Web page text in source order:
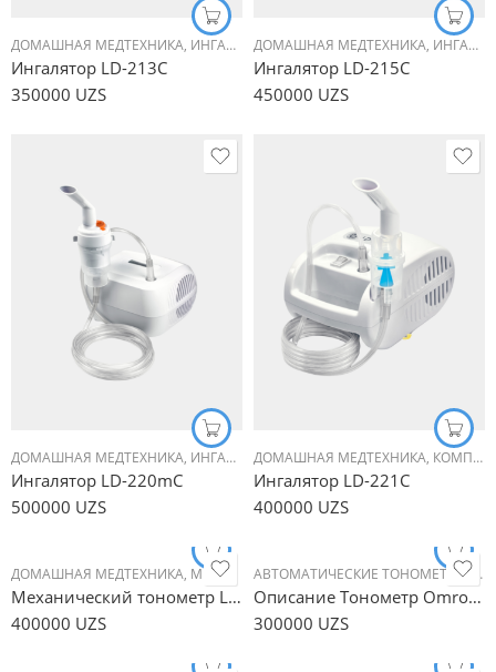
ДОМАШНАЯ МЕДТЕХНИКА ИНГАЛЯТОРЫ (НЕБУЛАЙЗЕРЫ) ,
Ингалятор LD-213С
350000 UZS
ДОМАШНАЯ МЕДТЕХНИКА ИНГАЛЯТОРЫ (НЕБУЛАЙЗЕРЫ)
Ингалятор LD-215С
450000 UZS
ДОМАШНАЯ МЕДТЕХНИКА ИНГАЛЯТОРЫ (НЕБУЛАЙЗЕРЫ) ,
Ингалятор LD-220mC
500000 UZS
ДОМАШНАЯ МЕДТЕХНИКА КОМПРЕССОРНЫЕ ИНГАЛЯТОРЫ
Ингалятор LD-221C
400000 UZS
ДОМАШНАЯ МЕДТЕХНИКА МЕХАНИЧЕСКИЕ ТОНОМЕТРЫ ,ТОНОМЕТРЫ ,
Механический тонометр LD-80
400000 UZS
АВТОМАТИЧЕСКИЕ ТОНОМЕТРЫ,
Описание Тонометр Omron M3 Expert
300000 UZS